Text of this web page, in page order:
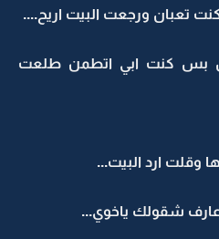
تعبان ورجعت البيت اريح....
بس كنت ابي اتطمن طلعت
وقلت ارد البيت...
عارف شقولك ياخوي...